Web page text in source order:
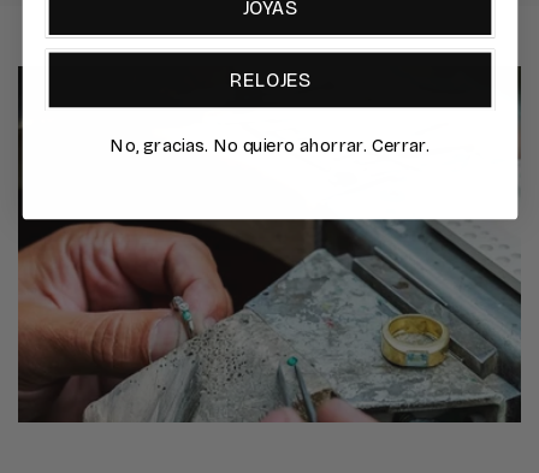
JOYAS
RELOJES
No, gracias. No quiero ahorrar. Cerrar.